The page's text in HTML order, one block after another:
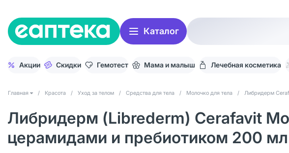
Каталог
Акции Скидки Гемотест Мама и малыш Лечебная косметика
Главная / Красота / Уход за телом / Средства для тела / Молочко для тела / Либридерм
Либридерм (Librederm) Cerafavit
церамидами и пребиотиком 200